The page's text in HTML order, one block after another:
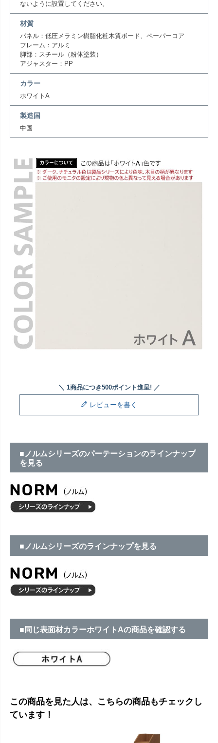
ないように設置してください。
材質
パネル：低圧メラミン樹脂化粧木質ボード、ペーパーコア
フレーム：アルミ
脚部：スチール（粉体塗装）
アジャスター：PP
カラー
ホワイトA
製造国
中国
レビューを書く
■ノルムシリーズのパーテーションのラインナップ
を見る
■ノルムシリーズのラインナップを見る
■同じ表面材カラーホワイトAの商品を確認する
この商品を見た人は、こちらの商品もチェックし
ています！